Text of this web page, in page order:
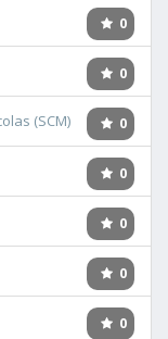
0
0
0
(SCM)
0
0
0
0